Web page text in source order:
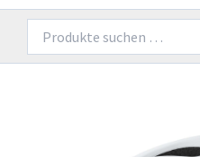
nach: